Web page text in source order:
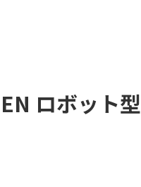
ロボット型